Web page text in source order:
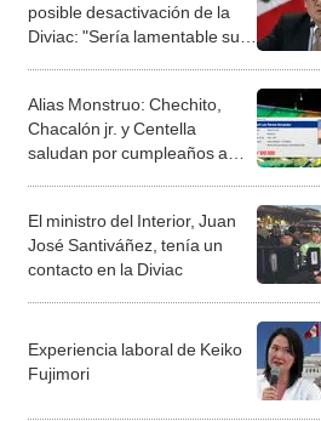
posible desactivación de la
Diviac: "Sería lamentable su
Alias Monstruo: Chechito,
Chacalón jr. y Centella
saludan por cumpleaños a
El ministro del Interior, Juan
José Santiváñez, tenía un
contacto en la Diviac
Experiencia laboral de Keiko
Fujimori